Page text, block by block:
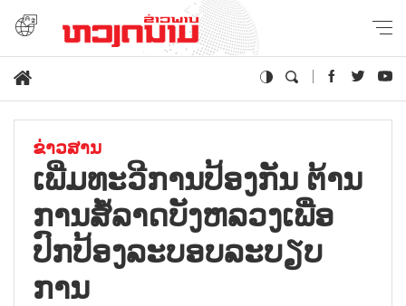
ຂ່າວສານ
ເພີ່ມທະວີການປ້ອງກັນ ຕ້ານ
ການສໍ້ລາດບັງຫລວງເພື່ອ
ປົກປ້ອງລະບອບລະບຽບ
ການ